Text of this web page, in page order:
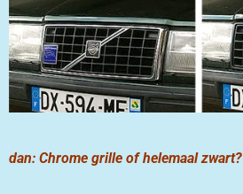
dan: Chrome grille of helemaal zwart?